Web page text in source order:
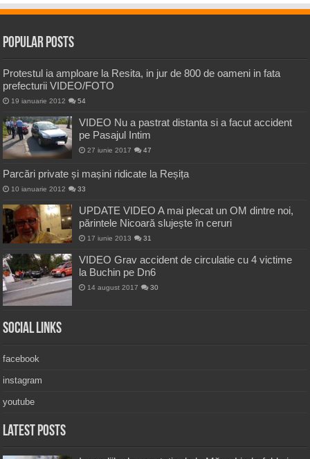
Popular Posts
Protestul ia amploare la Resita, in jur de 800 de oameni in fata
prefecturii VIDEO/FOTO
19 ianuarie 2012 54
VIDEO Nu a pastrat distanta si a facut accident
pe Pasajul Intim
27 iunie 2017 47
Parcări private și mașini ridicate la Reșița
10 ianuarie 2012 33
UPDATE VIDEO A mai plecat un OM dintre noi,
părintele Nicoară slujește în ceruri
17 iunie 2013 31
VIDEO Grav accident de circulatie cu 4 victime
la Buchin pe Dn6
14 august 2017 30
Social Links
facebook
instagram
youtube
Latest Posts